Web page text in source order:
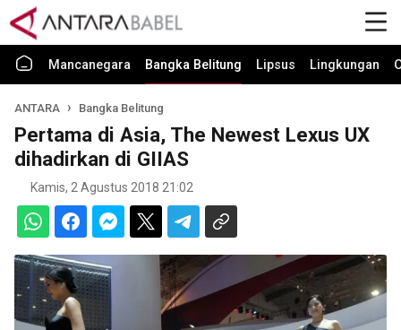
Mancanegara Bangka Belitung Lipsus Lingkungan
ANTARA Bangka Belitung
Pertama di Asia, The Newest Lexus UX
dihadirkan di GIIAS
Kamis, 2 Agustus 2018 21:02